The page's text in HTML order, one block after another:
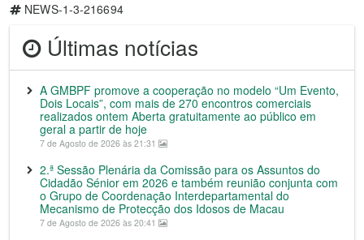
NEWS-1-3-216694
Últimas notícias
A GMBPF promove a cooperação no modelo “Um Evento,
Dois Locais”, com mais de 270 encontros comerciais
realizados ontem Aberta gratuitamente ao público em
geral a partir de hoje
7 de Agosto de 2026 às 21:31
2.ª Sessão Plenária da Comissão para os Assuntos do
Cidadão Sénior em 2026 e também reunião conjunta com
o Grupo de Coordenação Interdepartamental do
Mecanismo de Protecção dos Idosos de Macau
7 de Agosto de 2026 às 20:41